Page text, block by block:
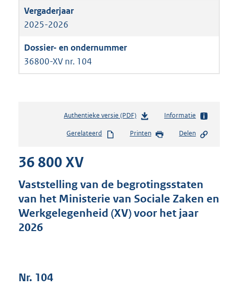
2025-2026
36800-XV nr. 104
Authentieke versie (PDF)b
s
s
g
r
Informatie
Gerelateerd Printen Delen
36 800 XV
Vaststelling van de begrotingsstaten
van het Ministerie van Sociale Zaken en
Werkgelegenheid (XV) voor het jaar
2026
Nr. 104